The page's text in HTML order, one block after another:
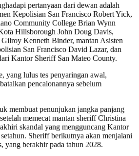
pertanyaan dari dewan adalah
Kepolisian San Francisco Robert Yick,
Community College Brian Wynn
Hillsborough John Doug Davis,
Kenneth Binder, mantan Asisten
San Francisco David Lazar, dan
Kantor Sheriff San Mateo County.
yang lulus tes penyaringan awal,
pencalonannya sebelum
membuat penunjukan jangka panjang
memecat mantan sheriff Christina
skandal yang mengguncang Kantor
Sheriff berikutnya akan menjalani
yang berakhir pada tahun 2028.